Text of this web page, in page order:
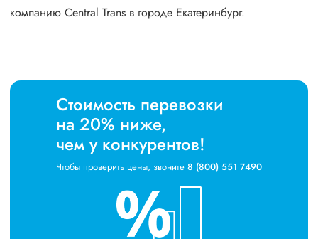
компанию Central Trans в городе Екатеринбург.
Стоимость перевозки
на 20% ниже,
чем у конкурентов!
Чтобы проверить цены, звоните 8 (800) 551 7490